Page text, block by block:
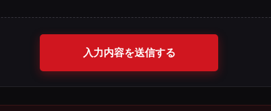
入力内容を送信する